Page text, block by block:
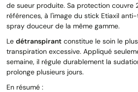
de sueur produite. Sa protection couvre
références, à l'image du stick Etiaxil
spray douceur de la même gamme.
Le détranspirant constitue le soin le
transpiration excessive. Appliqué
semaine, il régule durablement la
prolonge plusieurs jours.
En résumé :